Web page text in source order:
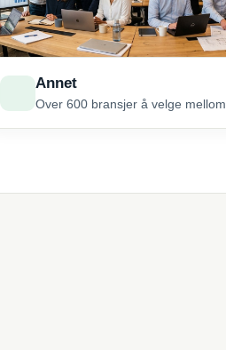
Annet
Over 600 bransjer å velge mellom